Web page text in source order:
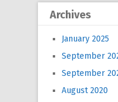
Archives
January 2025
September
September
August 2020